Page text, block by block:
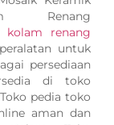
Renang
kolam renang
untuk
persediaan
di toko
pedia toko
aman dan